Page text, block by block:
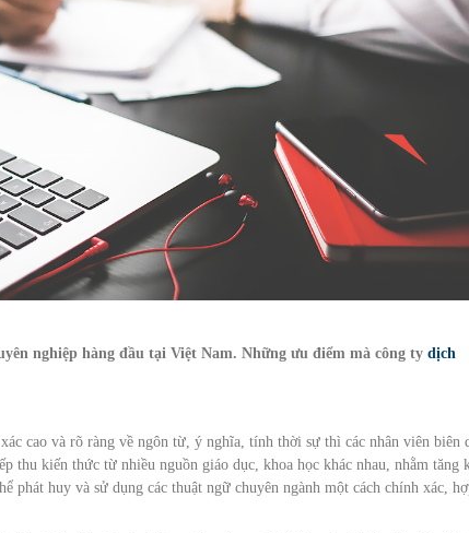
nghiệp hàng đầu tại Việt Nam. Những ưu điểm mà công ty dịch
cao và rõ ràng về ngôn từ, ý nghĩa, tính thời sự thì các nhân viên biên
thu kiến thức từ nhiều nguồn giáo dục, khoa học khác nhau, nhằm tăng
phát huy và sử dụng các thuật ngữ chuyên ngành một cách chính xác,